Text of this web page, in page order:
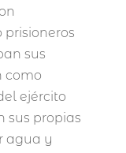
prisioneros
sus
como
ejército
sus propias
agua y